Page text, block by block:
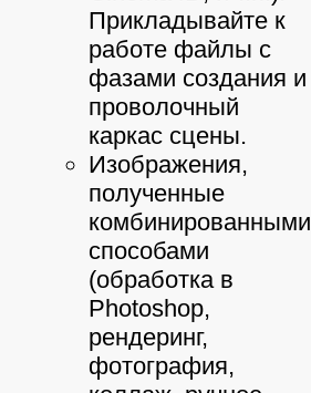
Прикладывайте к
работе файлы с
фазами создания и
проволочный
каркас сцены.
Изображения,
полученные
комбинированными
способами
(обработка в
Photoshop,
рендеринг,
фотография,